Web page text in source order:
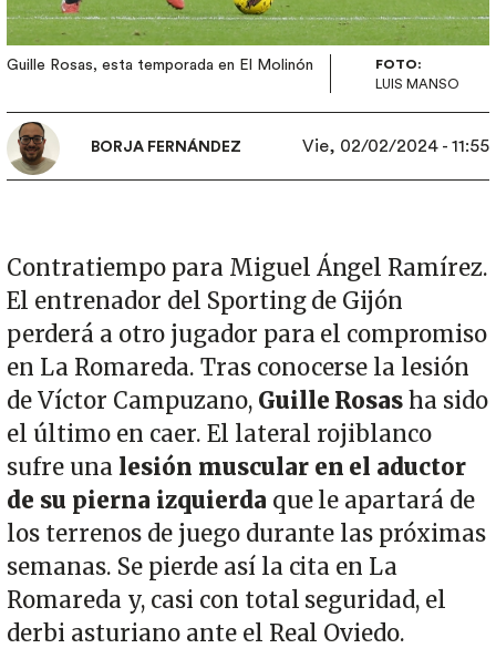
Guille Rosas, esta temporada en El Molinón
FOTO:
LUIS MANSO
BORJA FERNÁNDEZ Vie, 02/02/2024 - 11:55
Contratiempo para Miguel Ángel Ramírez.
El entrenador del Sporting de Gijón
perderá a otro jugador para el compromiso
en La Romareda. Tras conocerse la lesión
de Víctor Campuzano, Guille Rosas ha sido
el último en caer. El lateral rojiblanco
sufre unalesión muscular en el aductor
de su pierna izquierda que le apartará de
los terrenos de juego durante las próximas
semanas. Se pierde así la cita en La
Romareda y, casi con total seguridad, el
derbi asturiano ante el Real Oviedo.